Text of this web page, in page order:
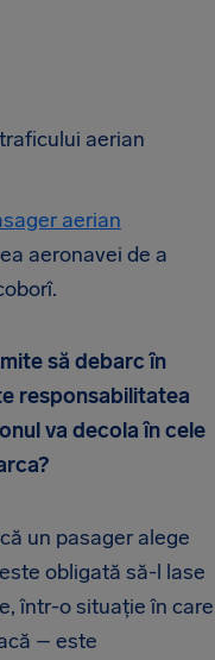
aerian
aerian
aeronavei de a
să debarc în
responsabilitatea
va decola în cele
un pasager alege
obligată să-l lase
într-o situație în care
– este